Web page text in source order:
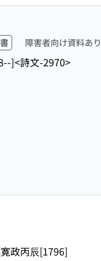
障害者向け資料あり
]<詩文-2970>
寛政丙辰[1796]